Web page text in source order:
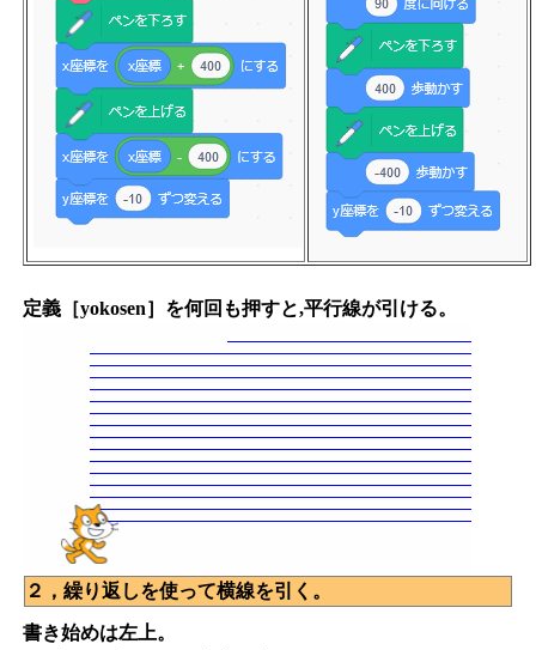
定義［yokosen］を何回も押すと,平行線が引ける。
２，繰り返しを使って横線を引く。
書き始めは左上。